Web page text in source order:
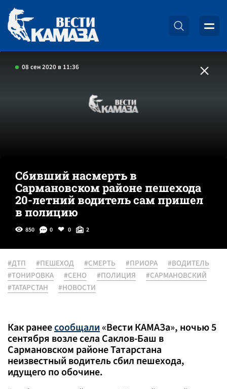
08 сен 2020 в 11:36
Сбивший насмерть в
Сармановском районе пешехода
20-летний водитель сам пришел
в полицию
850 0 0 2
#ДТП #ПЕШЕХОД #СМЕРТЬ #ПРИОРА
#ВОДИТЕЛЬ
#ТОНИРОВКА
#СЕНО #ПОЛИЦИЯ
#САРМАНОВСКИЙ
#ТАТАРСТАН
#НОВОСТИ
Как ранеесообщали «Вести КАМАЗа», ночью 5
сентября возле села Саклов-Баш в
Сармановском районе Татарстана
неизвестный водитель сбил пешехода,
идущего по обочине.